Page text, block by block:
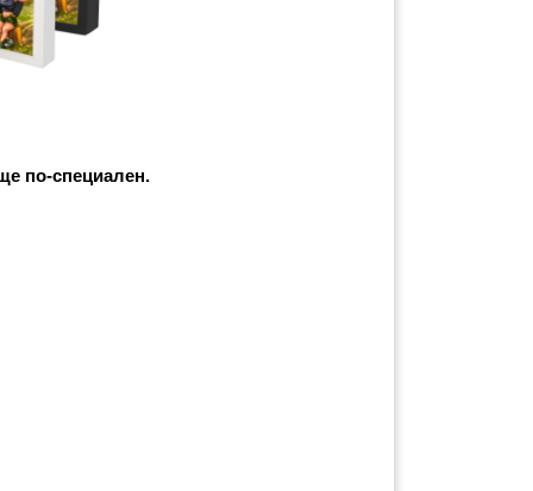
по-специален.